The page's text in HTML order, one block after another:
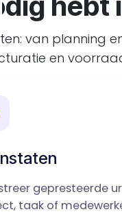
van planning
en
gepresteerde
taak of